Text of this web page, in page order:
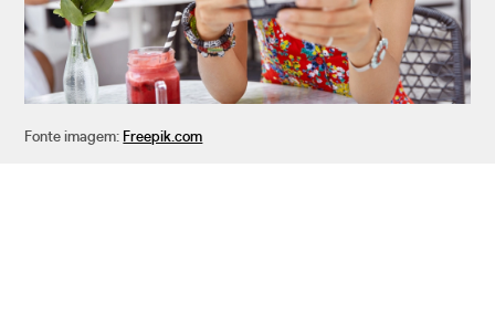
Fonte imagem: Freepik.com